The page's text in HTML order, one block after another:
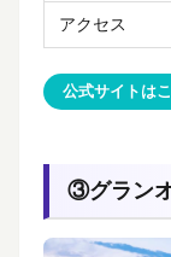
アクセス
公式サイトは
③グラン